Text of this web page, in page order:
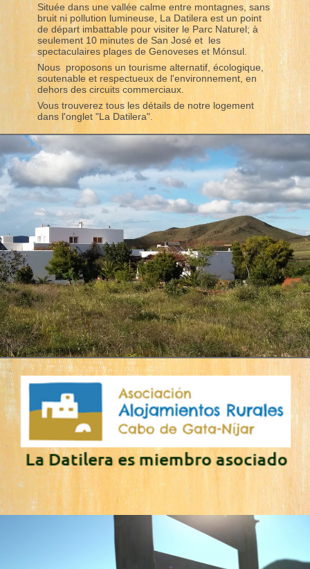
Située dans une vallée calme entre montagnes, sans
bruit ni pollution lumineuse, La Datilera est un point
de départ imbattable pour visiter le Parc Naturel; à
seulement 10 minutes de San José et les
spectaculaires plages de Genoveses et Mónsul.
Nous proposons un tourisme alternatif, écologique,
soutenable et respectueux de l'environnement, en
dehors des circuits commerciaux.
Vous trouverez tous les détails de notre logement
dans l'onglet "La Datilera".